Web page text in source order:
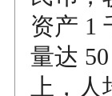
资产 1
量达
上，